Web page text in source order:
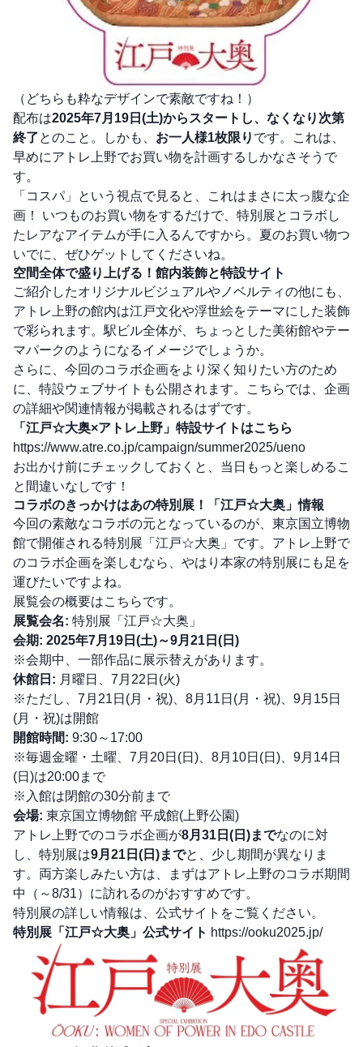
（どちらも粋なデザインで素敵ですね！）
配布は2025年7月19日(土)からスタートし、なくなり次第
終了とのこと。しかも、 お一人様1枚限り です。これは、
早めにアトレ上野でお買い物を計画するしかなさそうで
す。
「コスパ」という視点で見ると、これはまさに太っ腹な企
画！ いつものお買い物をするだけで、特別展とコラボし
たレアなアイテムが手に入るんですから。夏のお買い物つ
いでに、ぜひゲットしてくださいね。
空間全体で盛り上げる！館内装飾と特設サイト
ご紹介したオリジナルビジュアルやノベルティの他にも、
アトレ上野の館内は江戸文化や浮世絵をテーマにした装飾
で彩られます。駅ビル全体が、ちょっとした美術館やテー
マパークのようになるイメージでしょうか。
さらに、今回のコラボ企画をより深く知りたい方のため
に、特設ウェブサイトも公開されます。こちらでは、企画
の詳細や関連情報が掲載されるはずです。
「江戸☆大奥×アトレ上野」特設サイトはこちら
https://www.atre.co.jp/campaign/summer2025/ueno
お出かけ前にチェックしておくと、当日もっと楽しめるこ
と間違いなしです！
コラボのきっかけはあの特別展！「江戸☆大奥」情報
今回の素敵なコラボの元となっているのが、東京国立博物
館で開催される特別展「江戸☆大奥」です。アトレ上野で
のコラボ企画を楽しむなら、やはり本家の特別展にも足を
運びたいですよね。
展覧会の概要はこちらです。
展覧会名: 特別展「江戸☆大奥」
会期: 2025年7月19日(土)～9月21日(日)
※会期中、一部作品に展示替えがあります。
休館日: 月曜日、7月22日(火)
※ただし、7月21日(月・祝)、8月11日(月・祝)、9月15日
(月・祝)は開館
開館時間: 9:30～17:00
※毎週金曜・土曜、7月20日(日)、8月10日(日)、9月14日
(日)は20:00まで
※入館は閉館の30分前まで
会場: 東京国立博物館 平成館(上野公園)
アトレ上野でのコラボ企画が8月31日(日)までなのに対
し、特別展は9月21日(日)までと、少し期間が異なりま
す。両方楽しみたい方は、まずはアトレ上野のコラボ期間
中（～8/31）に訪れるのがおすすめです。
特別展の詳しい情報は、公式サイトをご覧ください。
特別展「江戸☆大奥」公式サイト https://ooku2025.jp/